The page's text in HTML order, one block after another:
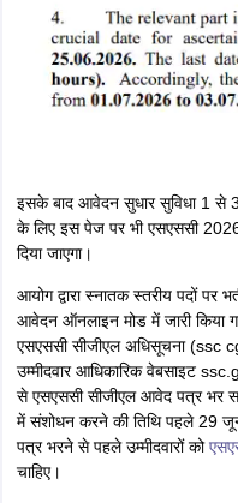
इसके बाद आवेदन सुधार सुविधा 1 से 3
के लिए इस पेज पर भी एसएससी
दिया जाएगा।
आयोग द्वारा स्नातक स्तरीय पदों पर
आवेदन ऑनलाइन मोड में जारी किया
एसएससी सीजीएल अधिसूचना (ssc
उम्मीदवार आधिकारिक वेबसाइट
से एसएससी सीजीएल आवेद पत्र भर
में संशोधन करने की तिथि पहले 29
पत्र भरने से पहले उम्मीदवारों को
चाहिए।